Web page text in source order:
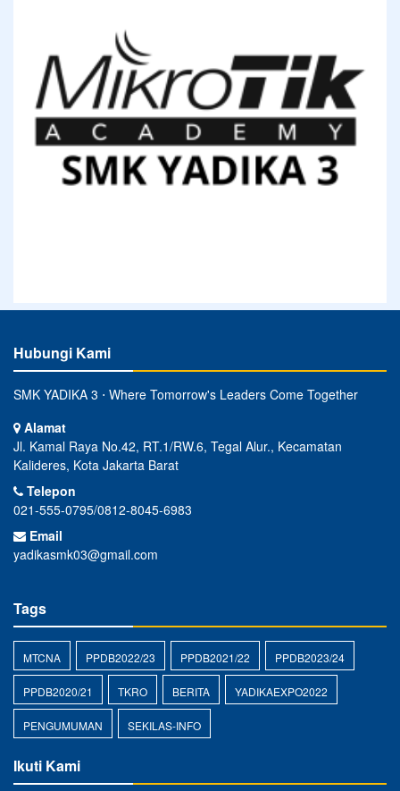
Hubungi Kami
SMK YADIKA 3 ⋅ Where Tomorrow's Leaders Come Together
Alamat
Jl. Kamal Raya No.42, RT.1/RW.6, Tegal Alur., Kecamatan
Kalideres, Kota Jakarta Barat
Telepon
021-555-0795/0812-8045-6983
Email
yadikasmk03@gmail.com
Tags
MTCNA PPDB2022/23 PPDB2021/22 PPDB2023/24
PPDB2020/21 TKRO BERITA YADIKAEXPO2022
PENGUMUMAN SEKILAS-INFO
Ikuti Kami